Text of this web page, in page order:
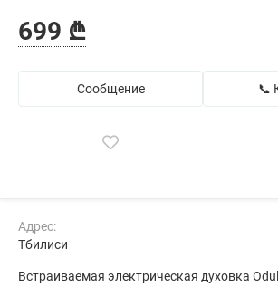
699 ₾
Сообщение 📞
Адрес:
Тбилиси
Встраиваемая электрическая духовка